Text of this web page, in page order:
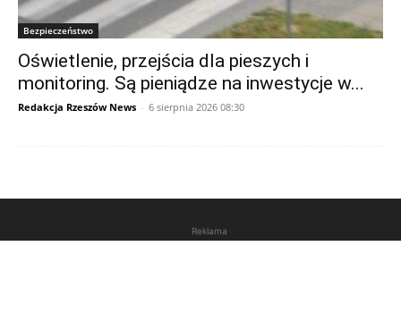
Bezpieczeństwo
Oświetlenie, przejścia dla pieszych i
monitoring. Są pieniądze na inwestycje w...
Redakcja Rzeszów News - 6 sierpnia 2026 08:30
Reklama